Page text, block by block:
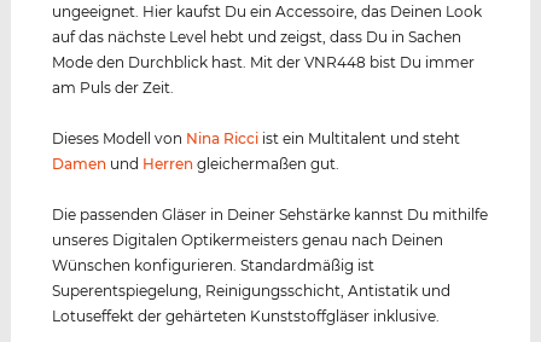
ungeeignet. Hier kaufst Du ein Accessoire, das Deinen Look
auf das nächste Level hebt und zeigst, dass Du in Sachen
Mode den Durchblick hast. Mit der VNR448 bist Du immer
am Puls der Zeit.
Dieses Modell von Nina Ricci ist ein Multitalent und steht
Damen und Herren gleichermaßen gut.
Die passenden Gläser in Deiner Sehstärke kannst Du mithilfe
unseres Digitalen Optikermeisters genau nach Deinen
Wünschen konfigurieren. Standardmäßig ist
Superentspiegelung, Reinigungsschicht, Antistatik und
Lotuseffekt der gehärteten Kunststoffgläser inklusive.